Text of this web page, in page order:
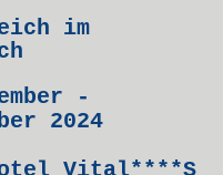
im
-
2024